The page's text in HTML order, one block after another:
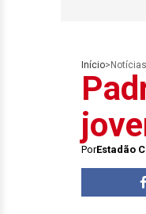
Início> Notícias
PorEstadão